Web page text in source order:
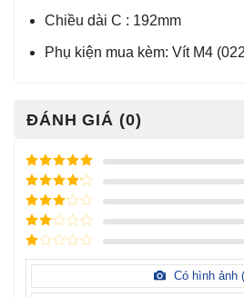
Chiều dài C : 192mm
Phụ kiện mua kèm: Vít M4
ĐÁNH GIÁ (0)
Được xếp
hạng
5
5
sao
Được xếp
hạng
4
5
sao
Được
xếp
hạng3
5 sao
Được
hạng
sao
Được
hạng
Có hình ảnh (